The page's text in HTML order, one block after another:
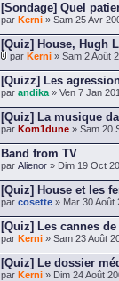
[Sondage] Quel
par Kerni » Sam 25 Avr
[Quiz] House, Hugh
par Kerni » Sam 2 Août
[Quizz] Les
par andika » Ven 7 Jan
[Quiz] La musique
par Kom1dune » Sam 20
Band from TV
par Alienor » Dim 19 Oct
[Quiz] House et les
par cosette » Mar 30 Août
[Quiz] Les cannes
par Kerni » Sam 23 Août
[Quiz] Le dossier
par Kerni » Dim 24 Août